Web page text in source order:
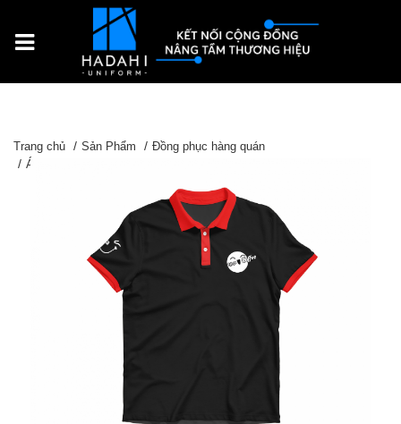
Trang chủ Sản Phẩm
Đồng phục hàng quán
Áo thun Tẹt ga Coffee